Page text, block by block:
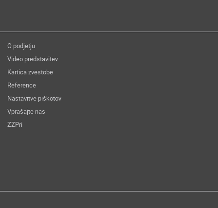
O podjetju
Video predstavitev
Kartica zvestobe
Reference
Nastavitve piškotov
Vprašajte nas
ZZPri